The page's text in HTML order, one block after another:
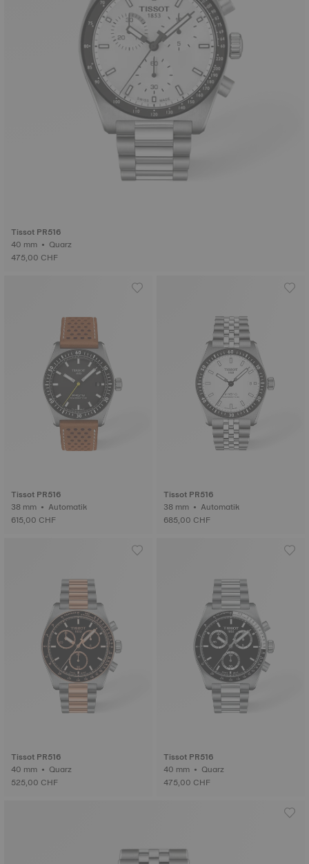
Tissot PR516
40 mm • Quarz
475,00 CHF
Tissot PR516
38 mm • Automatik
615,00 CHF
Tissot PR516
38 mm • Automatik
685,00 CHF
Tissot PR516
40 mm • Quarz
525,00 CHF
Tissot PR516
40 mm • Quarz
475,00 CHF